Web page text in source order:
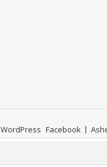
WordPress Facebook